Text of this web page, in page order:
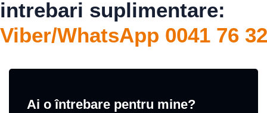
intrebari suplimentare:
Viber/WhatsApp 0041 76
Ai o întrebare pentru mine?